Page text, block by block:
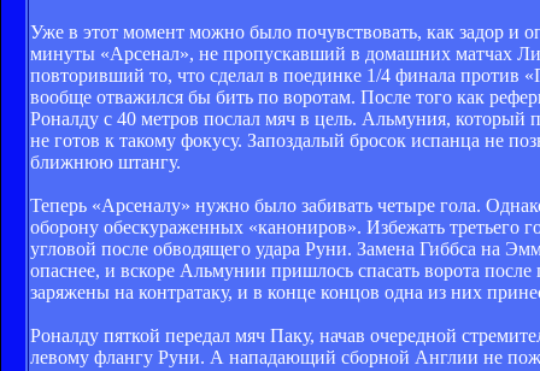
Уже в этот момент можно было почувствовать, как задор и
минуты «Арсенал», не пропускавший в домашних матчах
повторивший то, что сделал в поединке 1/4 финала против
вообще отважился бы бить по воротам. После того как
Роналду с 40 метров послал мяч в цель. Альмуния, который
не готов к такому фокусу. Запоздалый бросок испанца не
ближнюю штангу.
Теперь «Арсеналу» нужно было забивать четыре гола.
оборону обескураженных «канониров». Избежать третьего
угловой после обводящего удара Руни. Замена Гиббса на
опаснее, и вскоре Альмунии пришлось спасать ворота
заряжены на контратаку, и в конце концов одна из них
Роналду пяткой передал мяч Паку, начав очередной
левому флангу Руни. А нападающий сборной Англии не